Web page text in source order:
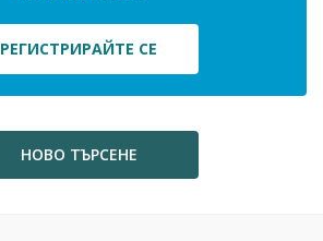
РЕГИСТРИРАЙТЕ СЕ
НОВО ТЪРСЕНЕ